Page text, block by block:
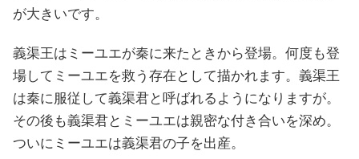
が大きいです。
義渠王はミーユエが秦に来たときから登場。何度も登
場してミーユエを救う存在として描かれます。義渠王
は秦に服従して義渠君と呼ばれるようになりますが。
その後も義渠君とミーユエは親密な付き合いを深め。
ついにミーユエは義渠君の子を出産。